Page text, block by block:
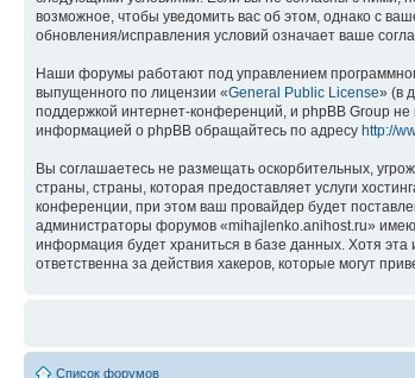
возможное, чтобы уведомить вас об этом, однако с
обновления/исправления условий означает ваше
Наши форумы работают под управлением
выпущенного по лицензии «General Public License» (в
поддержкой интернет-конференций, и phpBB Group не
информацией о phpBB обращайтесь по адресу http://
Вы соглашаетесь не размещать оскорбительных,
страны, страны, которая предоставляет услуги
конференции, при этом ваш провайдер будет
администраторы форумов «mihajlenko.anihost.ru»
информация будет храниться в базе данных. Хотя
ответственна за действия хакеров, которые могут
Список форумов